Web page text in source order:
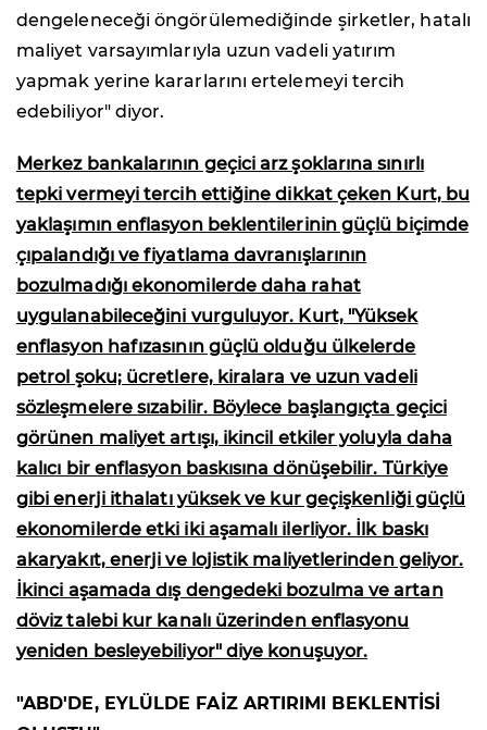
dengeleneceği öngörülemediğinde şirketler, hatalı
maliyet varsayımlarıyla uzun vadeli yatırım
yapmak yerine kararlarını ertelemeyi tercih
edebiliyor" diyor.
Merkez bankalarının geçici arz şoklarına sınırlı
tepki vermeyi tercih ettiğine dikkat çeken Kurt, bu
yaklaşımın enflasyon beklentilerinin güçlü biçimde
çıpalandığı ve fiyatlama davranışlarının
bozulmadığı ekonomilerde daha rahat
uygulanabileceğini vurguluyor. Kurt, "Yüksek
enflasyon hafızasının güçlü olduğu ülkelerde
petrol şoku; ücretlere, kiralara ve uzun vadeli
sözleşmelere sızabilir. Böylece başlangıçta geçici
görünen maliyet artışı, ikincil etkiler yoluyla daha
kalıcı bir enflasyon baskısına dönüşebilir. Türkiye
gibi enerji ithalatı yüksek ve kur geçişkenliği güçlü
ekonomilerde etki iki aşamalı ilerliyor. İlk baskı
akaryakıt, enerji ve lojistik maliyetlerinden geliyor.
İkinci aşamada dış dengedeki bozulma ve artan
döviz talebi kur kanalı üzerinden enflasyonu
yeniden besleyebiliyor" diye konuşuyor.
"ABD'DE, EYLÜLDE FAİZ ARTIRIMI BEKLENTİSİ